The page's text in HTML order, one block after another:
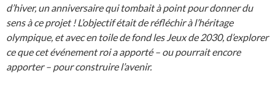
d’hiver, un anniversaire qui tombait à point pour donner du
sens à ce projet ! L’objectif était de réfléchir à l’héritage
olympique, et avec en toile de fond les Jeux de 2030, d’explorer
ce que cet événement roi a apporté – ou pourrait encore
apporter – pour construire l’avenir.